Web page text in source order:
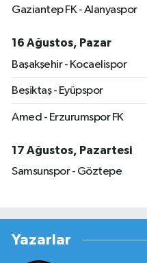
Gaziantep FK - Alanyaspor
16 Ağustos, Pazar
Başakşehir - Kocaelispor
Beşiktaş - Eyüpspor
Amed - Erzurumspor FK
17 Ağustos, Pazartesi
Samsunspor - Göztepe
Yazarlar